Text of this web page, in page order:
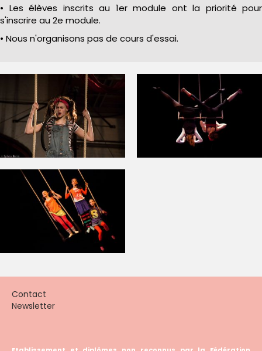
• Les élèves inscrits au 1er module ont la priorité pour
s'inscrire au 2e module.
• Nous n'organisons pas de cours d'essai.
Contact
Newsletter